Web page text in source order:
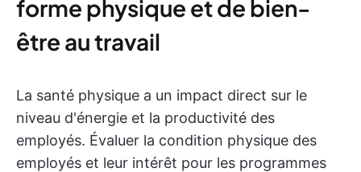
forme physique et de bien-
être au travail
La santé physique a un impact direct sur le
niveau d'énergie et la productivité des
employés. Évaluer la condition physique des
employés et leur intérêt pour les programmes